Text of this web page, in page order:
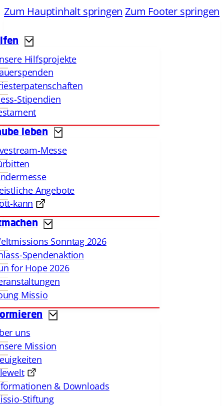
Zum Hauptinhalt springen Zum Footer springen
Hilfsprojekte
Stipendien
leben
Messe
Angebote
kann
Sonntag 2026
Spendenaktion
for Hope 2026
Missio
uns
Mission
& Downloads
Stiftung